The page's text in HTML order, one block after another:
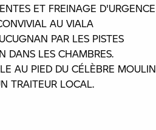
ET FREINAGE D'URGENCE
AU VIALA
PAR LES PISTES
DANS LES CHAMBRES.
AU PIED DU CÉLÈBRE MOULIN
TRAITEUR LOCAL.